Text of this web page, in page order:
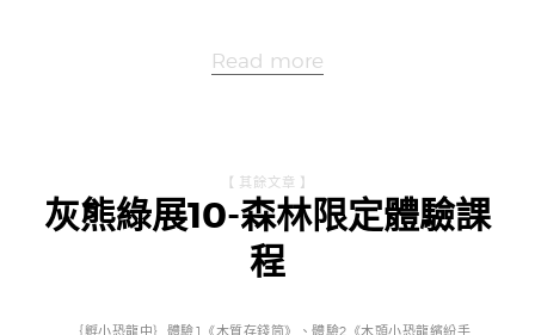
Read more
【 其餘文章 】
灰熊綠展10-森林限定體驗課
程